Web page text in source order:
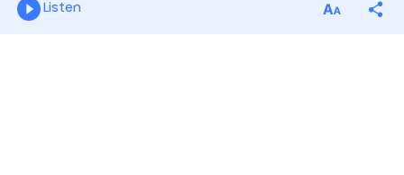
Listen